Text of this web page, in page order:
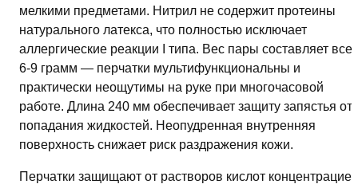
мелкими предметами. Нитрил не содержит протеины
натурального латекса, что полностью исключает
аллергические реакции I типа. Вес пары составляет
6-9 грамм — перчатки мультифункциональны и
практически неощутимы на руке при многочасовой
работе. Длина 240 мм обеспечивает защиту запястья от
попадания жидкостей. Неопудренная внутренняя
поверхность снижает риск раздражения кожи.
Перчатки защищают от растворов кислот концентрацией